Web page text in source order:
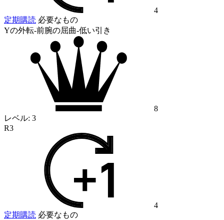
4
定期購読 必要なもの
Yの外転-前腕の屈曲-低い引き
8
レベル: 3
R3
4
定期購読 必要なもの